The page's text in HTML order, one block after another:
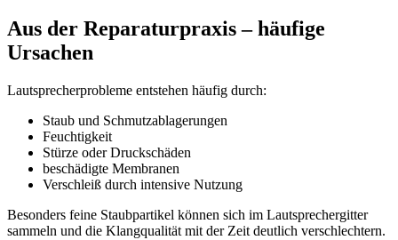
Aus der Reparaturpraxis – häufige
Ursachen
Lautsprecherprobleme entstehen häufig durch:
Staub und Schmutzablagerungen
Feuchtigkeit
Stürze oder Druckschäden
beschädigte Membranen
Verschleiß durch intensive Nutzung
Besonders feine Staubpartikel können sich im Lautsprechergitter
sammeln und die Klangqualität mit der Zeit deutlich verschlechtern.